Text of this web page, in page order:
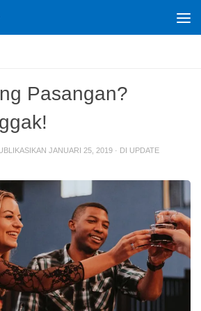
Pasangan?
JANUARI 25, 2019 · DI UPDATE